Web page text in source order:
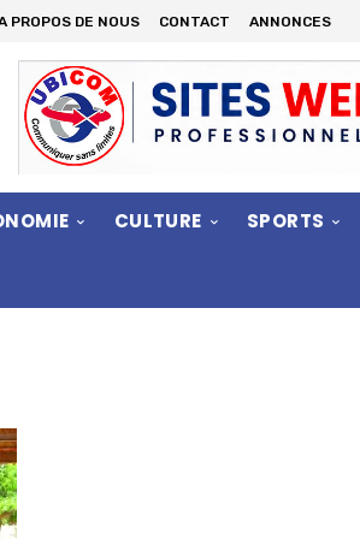
PROPOS DE NOUS CONTACT ANNONCES
CULTURE SPORTS